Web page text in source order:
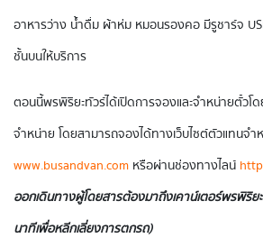
อาหารว่าง น้ำดื่ม ผ้าห่ม หมอนรองคอ ​มีรูชาร์จ
ชั้นบนให้บริการ
ตอนนี้ พรพิริยะทัวร์ ได้เปิดการจองและจำหน่ายตั๋ว
จำหน่าย โดยสามารถจองได้ทางเว็บไซต์ตัวแทนจำ
www.busandvan.com หรือผ่านช่องทางไลน์
ออกเดินทางผู้โดยสารต้องมาถึงเคาน์เตอร์พรพิริย
นาทีเพื่อหลีกเลี่ยงการตกรถ )